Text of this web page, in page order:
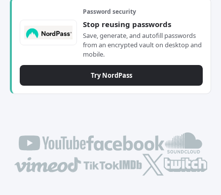
Password security
Stop reusing passwords
Save, generate, and autofill passwords
from an encrypted vault on desktop and
mobile.
Try NordPass